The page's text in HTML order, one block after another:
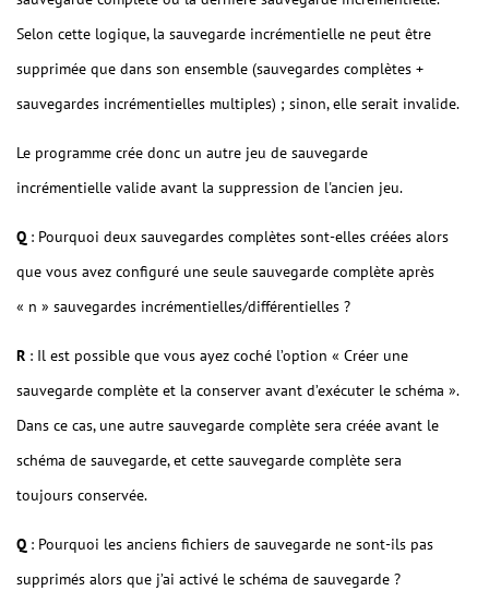
Selon cette logique, la sauvegarde incrémentielle ne peut être
supprimée que dans son ensemble (sauvegardes complètes +
sauvegardes incrémentielles multiples) ; sinon, elle serait invalide.
Le programme crée donc un autre jeu de sauvegarde
incrémentielle valide avant la suppression de l'ancien jeu.
Q : Pourquoi deux sauvegardes complètes sont-elles créées alors
que vous avez configuré une seule sauvegarde complète après
« n » sauvegardes incrémentielles/différentielles ?
R : Il est possible que vous ayez coché l’option « Créer une
sauvegarde complète et la conserver avant d’exécuter le schéma ».
Dans ce cas, une autre sauvegarde complète sera créée avant le
schéma de sauvegarde, et cette sauvegarde complète sera
toujours conservée.
Q : Pourquoi les anciens fichiers de sauvegarde ne sont-ils pas
supprimés alors que j’ai activé le schéma de sauvegarde ?